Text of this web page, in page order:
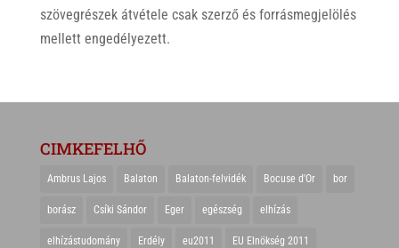
szövegrészek átvétele csak szerző és forrásmegjelölés
mellett engedélyezett.
CIMKEFELHŐ
Ambrus Lajos Balaton Balaton-felvidék Bocuse d'Or bor
borász Csíki Sándor Eger egészség elhízás
elhízástudomány Erdély eu2011 EU Elnökség 2011